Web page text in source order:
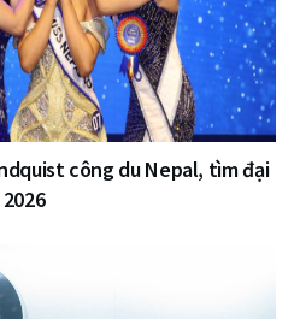
công du Nepal, tìm đại